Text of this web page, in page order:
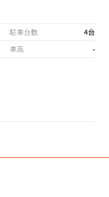
駐車台数 4台
車高 -